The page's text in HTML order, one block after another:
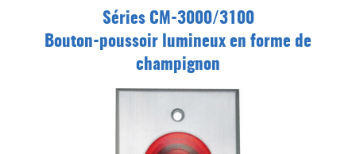
Séries CM-3000/3100
Bouton-poussoir lumineux en forme de
champignon